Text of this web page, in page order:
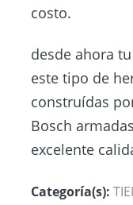
costo.
desde ahora
este tipo de
construídas
Bosch
excelente
Categoría(s):